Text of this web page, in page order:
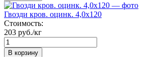
Гвозди кров. оцинк. 4,0х120
Стоимость:
203 руб./кг
В корзину